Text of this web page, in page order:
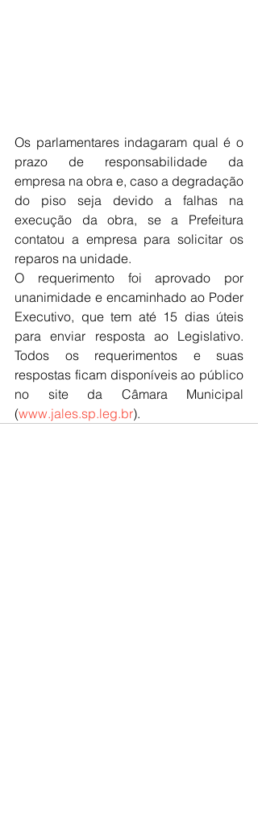
Os parlamentares indagaram qual é o
prazo de responsabilidade da
empresa na obra e, caso a degradação
do piso seja devido a falhas na
execução da obra, se a Prefeitura
contatou a empresa para solicitar os
reparos na unidade.
O requerimento foi aprovado por
unanimidade e encaminhado ao Poder
Executivo, que tem até 15 dias úteis
para enviar resposta ao Legislativo.
Todos os requerimentos e suas
respostas ficam disponíveis ao público
no site da Câmara Municipal
(www.jales.sp.leg.br).